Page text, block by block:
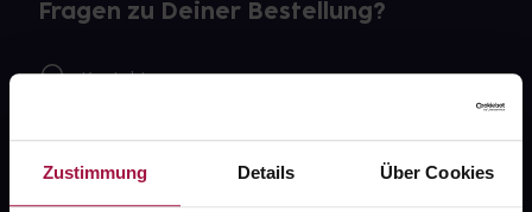
Zustimmung Details Über Cookies
Fragen zu Deiner Bestellung?
Kontakt